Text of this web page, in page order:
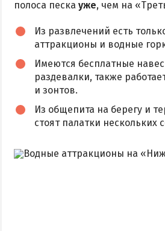
полоса песка уже, чем на
Из развлечений есть
аттракционы и водные
Имеются бесплатные
раздевалки, также
и зонтов.
Из общепита на берегу и
стоят палатки нескольких